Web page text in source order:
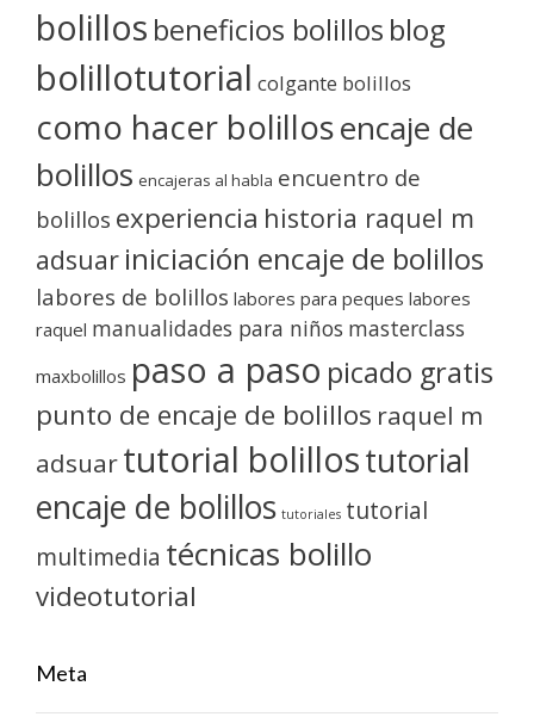
bolillos beneficios bolillos blog
bolillotutorial colgante bolillos
como hacer bolillosencaje de
bolillos encajeras al habla encuentro de
bolillos experiencia historia raquel m
adsuar iniciación encaje de bolillos
labores de bolillos labores para peques labores
raquel manualidades para niños masterclass
maxbolillos paso a paso picado gratis
punto de encaje de bolillos raquel m
adsuartutorial bolillostutorial
encaje de bolillos tutoriales tutorial
multimedia técnicas bolillo
videotutorial
Meta